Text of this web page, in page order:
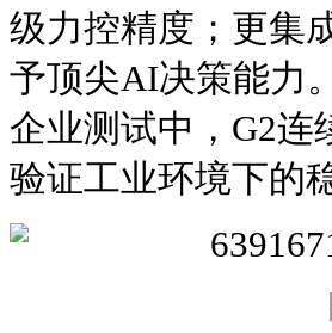
级力控精度；更集
予顶尖AI决策能力
企业测试中，G2连
验证工业环境下的